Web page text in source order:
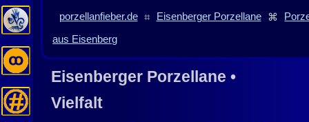
porzellanfieber.de ⌗ Eisenberger Porzellane ⌘
aus Eisenberg
Eisenberger Porzellane •
Vielfalt